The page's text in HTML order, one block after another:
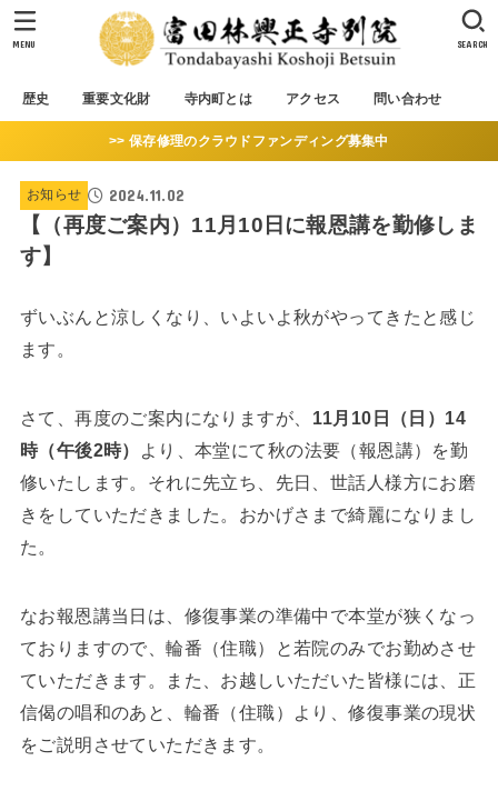
歴史 重要文化財 寺内町とは アクセス 問い合わせ
SEARCH
MENU
>> 保存修理のクラウドファンディング募集中
お知らせ 2024.11.02
【（再度ご案内）11月10日に報恩講を勤修しま
す】
ずいぶんと涼しくなり、いよいよ秋がやってきたと感じ
ます。
さて、再度のご案内になりますが、 11月10日（日）14
時（午後2時）
より、本堂にて秋の法要（報恩講）を勤
修いたします。それに先立ち、先日、世話人様方にお磨
きをしていただきました。おかげさまで綺麗になりまし
た。
なお報恩講当日は、修復事業の準備中で本堂が狭くなっ
ておりますので、輪番（住職）と若院のみでお勤めさせ
ていただきます。また、お越しいただいた皆様には、正
信偈の唱和のあと、輪番（住職）より、修復事業の現状
をご説明させていただきます。